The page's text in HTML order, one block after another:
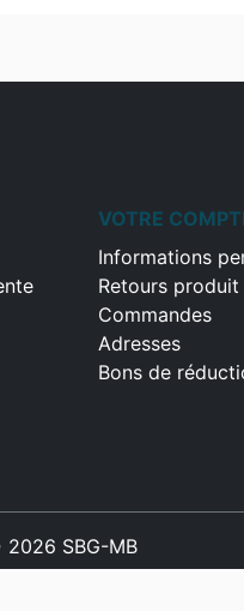
VOTRE
Informations
Retours produit
Commandes
Adresses
Bons de
SBG-MB